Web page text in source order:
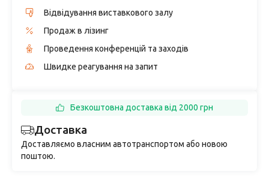
Відвідування виставкового залу
Продаж в лізинг
Проведення конференцій та заходів
Швидке реагування на запит
Доставка
Доставляємо власним автотранспортом або новою
поштою.
Безкоштовна доставка від 2000 грн